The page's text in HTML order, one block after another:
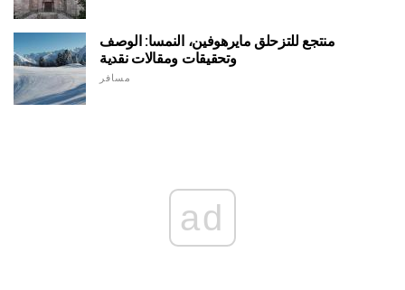
منتجع للتزحلق مايرهوفين، النمسا: الوصف
وتحقيقات ومقالات نقدية
مسافر
ad